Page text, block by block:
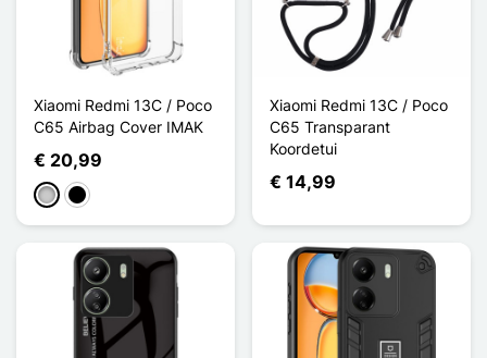
Xiaomi Redmi 13C / Poco
C65 Airbag Cover IMAK
€ 20,99
Transparant
Noir Transparent
Xiaomi Redmi 13C / Poco
C65 Transparant
Koordetui
€ 14,99